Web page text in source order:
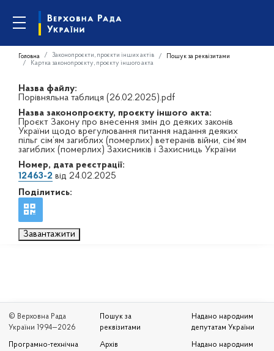
Головна Законопроєкти, проєкти інших актів
Пошук за реквізитами
Картка законопроєкту, проєкту іншого акта
Назва файлу:
Порівняльна таблиця (26.02.2025).pdf
Назва законопроєкту, проєкту іншого акта:
Проєкт Закону про внесення змін до деяких законів
України щодо врегулювання питання надання деяких
пільг сім’ям загиблих (померлих) ветеранів війни, сім’ям
загиблих (померлих) Захисників і Захисниць України
Номер, дата реєстрації:
12463-2 від 24.02.2025
Поділитись:
Завантажити
© Верховна Рада
України 1994—2026
Програмно-технічна
Пошук за
реквізитами
Архів
Надано народним
депутатам України
Надано народним